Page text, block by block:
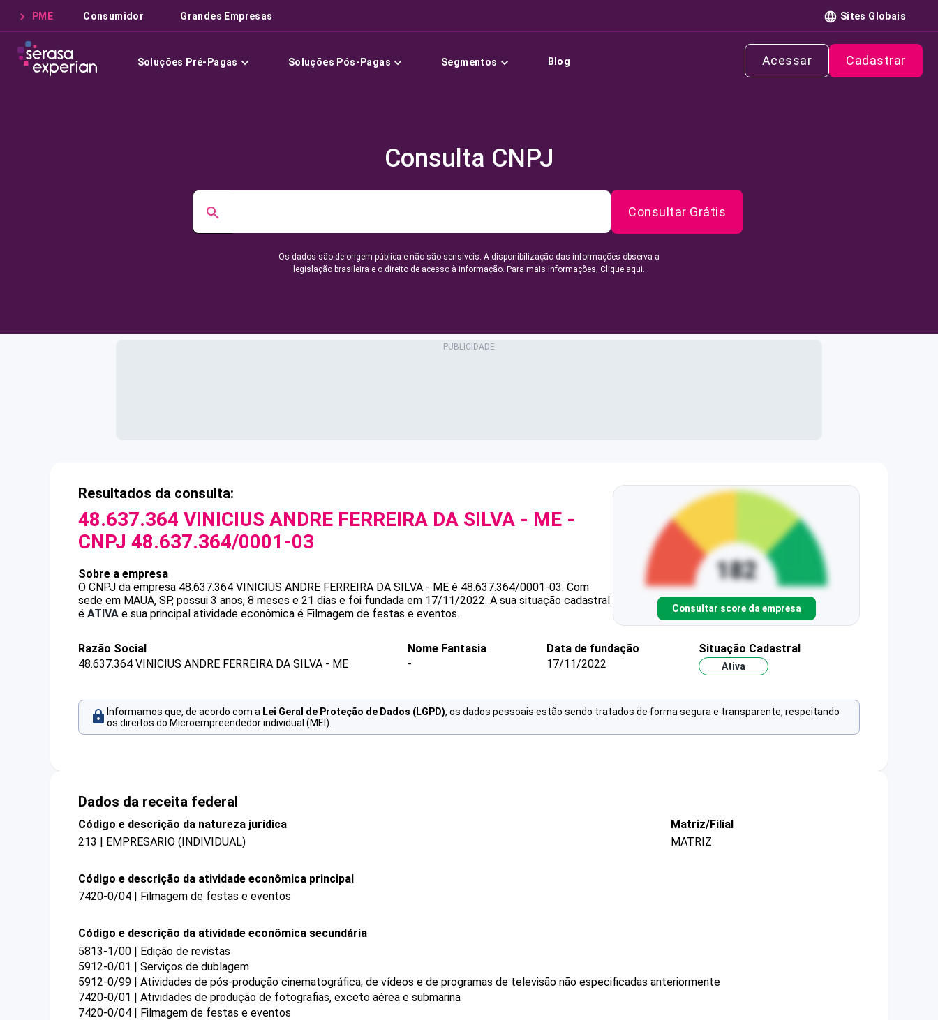
PME Consumidor Grandes Empresas Sites Globais
Soluções Pré-Pagas Soluções Pós-Pagas Segmentos Blog Acessar Cadastrar
Consulta CNPJ
Consultar Grátis
Os dados são de origem pública e não são sensíveis. A disponibilização das informações observa a
legislação brasileira e o direito de acesso à informação. Para mais informações, Clique aqui.
Resultados da consulta:
48.637.364 VINICIUS ANDRE FERREIRA DA SILVA - ME -
CNPJ 48.637.364/0001-03
Sobre a empresa
O CNPJ da empresa 48.637.364 VINICIUS ANDRE FERREIRA DA SILVA - ME é 48.637.364/0001-03. Com
sede em MAUA, SP, possui 3 anos, 8 meses e 21 dias e foi fundada em 17/11/2022. A sua situação cadastral
é ATIVA e sua principal atividade econômica é Filmagem de festas e eventos. Consultar score da empresa
Razão Social
48.637.364 VINICIUS ANDRE FERREIRA DA SILVA - ME
Nome Fantasia
-
Data de fundação
17/11/2022
Situação Cadastral
Ativa
Informamos que, de acordo com a Lei Geral de Proteção de Dados (LGPD), os dados pessoais estão sendo tratados de forma segura e transparente, respeitando
os direitos do Microempreendedor individual (MEI).
Dados da receita federal
Código e descrição da natureza jurídica
213 | EMPRESARIO (INDIVIDUAL)
Matriz/Filial
MATRIZ
Código e descrição da atividade econômica principal
7420-0/04 | Filmagem de festas e eventos
Código e descrição da atividade econômica secundária
5813-1/00 | Edição de revistas
5912-0/01 | Serviços de dublagem
5912-0/99 | Atividades de pós-produção cinematográfica, de vídeos e de programas de televisão não especificadas anteriormente
7420-0/01 | Atividades de produção de fotografias, exceto aérea e submarina
7420-0/04 | Filmagem de festas e eventos